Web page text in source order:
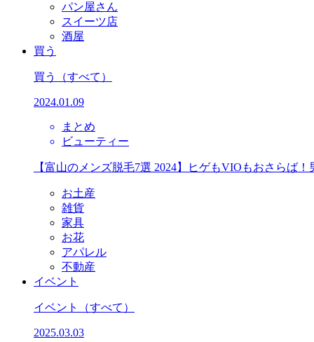
パン屋さん
スイーツ店
酒屋
買う
買う （すべて）
2024.01.09
まとめ
ビューティー
【富山のメンズ脱毛7選 2024】ヒゲもVIOもおさらば
お土産
雑貨
家具
お花
アパレル
不動産
イベント
イベント （すべて）
2025.03.03